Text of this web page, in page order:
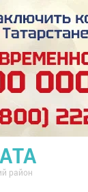
район